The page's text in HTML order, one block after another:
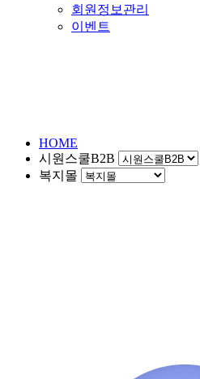
회원정보관리
이벤트
HOME
시원스쿨B2B
복지몰